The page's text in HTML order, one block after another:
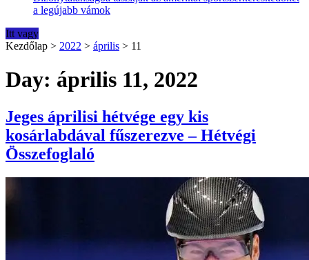
a legújabb vámok
Itt vagy
Kezdőlap > 2022 > április > 11
Day: április 11, 2022
Jeges áprilisi hétvége egy kis
kosárlabdával fűszerezve – Hétvégi
Összefoglaló